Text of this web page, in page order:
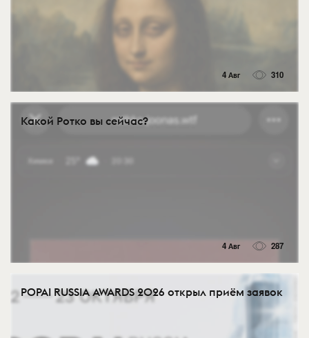
4 Авг 310
Какой Ротко вы сейчас?
4 Авг 287
POPAI RUSSIA AWARDS 2026 открыл приём заявок